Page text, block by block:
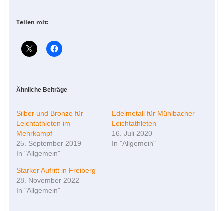
Teilen mit:
Ähnliche Beiträge
Silber und Bronze für
Leichtathleten im
Mehrkampf
25. September 2019
In "Allgemein"
Edelmetall für Mühlbacher
Leichtathleten
16. Juli 2020
In "Allgemein"
Starker Aufritt in Freiberg
28. November 2022
In "Allgemein"